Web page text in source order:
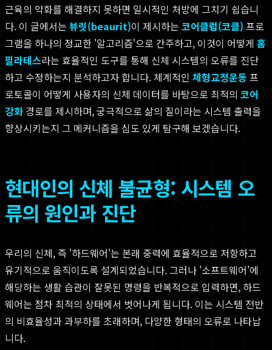
근육의 약화를 해결하지 못하면 일시적인 처방에 그치기 쉽습니
다. 이 글에서는 뷰릿(beaurit)이 제시하는 코어클럽(코클) 프로
그램을 하나의 정교한 '알고리즘'으로 간주하고, 이것이 어떻게 홈
필라테스라는 효율적인 도구를 통해 신체 시스템의 오류를 진단
하고 수정하는지 분석하고자 합니다. 체계적인 체형교정운동 프
로토콜이 어떻게 사용자의 신체 데이터를 바탕으로 최적의 코어
강화 경로를 제시하며, 궁극적으로 삶의 질이라는 시스템 출력을
향상시키는지 그 메커니즘을 심도 있게 탐구해 보겠습니다.
현대인의 신체 불균형: 시스템 오
류의 원인과 진단
우리의 신체, 즉 '하드웨어'는 본래 중력에 효율적으로 저항하고
유기적으로 움직이도록 설계되었습니다. 그러나 '소프트웨어'에
해당하는 생활 습관이 잘못된 명령을 반복적으로 입력하면, 하드
웨어는 점차 최적의 상태에서 벗어나게 됩니다. 이는 시스템 전반
의 비효율성과 과부하를 초래하며, 다양한 형태의 오류로 나타납
니다.